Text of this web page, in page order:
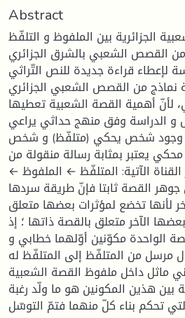
Abstract
الجزائرية بين الملفوظ و التلفّظ
من القصص الشعبي بالشرق الجزائري.
لإعطاء قراءة جديدة للنص التّراثي
نماذج من القصص الشعبي الجزائري
لأنّ أهمية القصة الشعبية تعطيها
و الدراسة وفق منهج حداثي يراعي
وجود شخص يحكي (متلفّظ) و شخص
يعتبر بمثابة رسالة منقولة من
الآتية: المتلفّظ ← الملفوظ ←
جوهر القصة ثابتا فإنّ طريقة سردها
لأنها تخضع لمؤثرات بعضها متعلق
الآخر متعلق بالقصة ذاتها ؛ إذ
الواحدة مكوّنين أوّلهما خطابي و
مرسل من المتلفّظ إلى المتلفّظ له
ماثل داخل ملفوظ القصة الشعبية .
هذين المكونين هو ما ولّد رغبة
تحكم بناء كلّ منهما فتمّ التوسّل